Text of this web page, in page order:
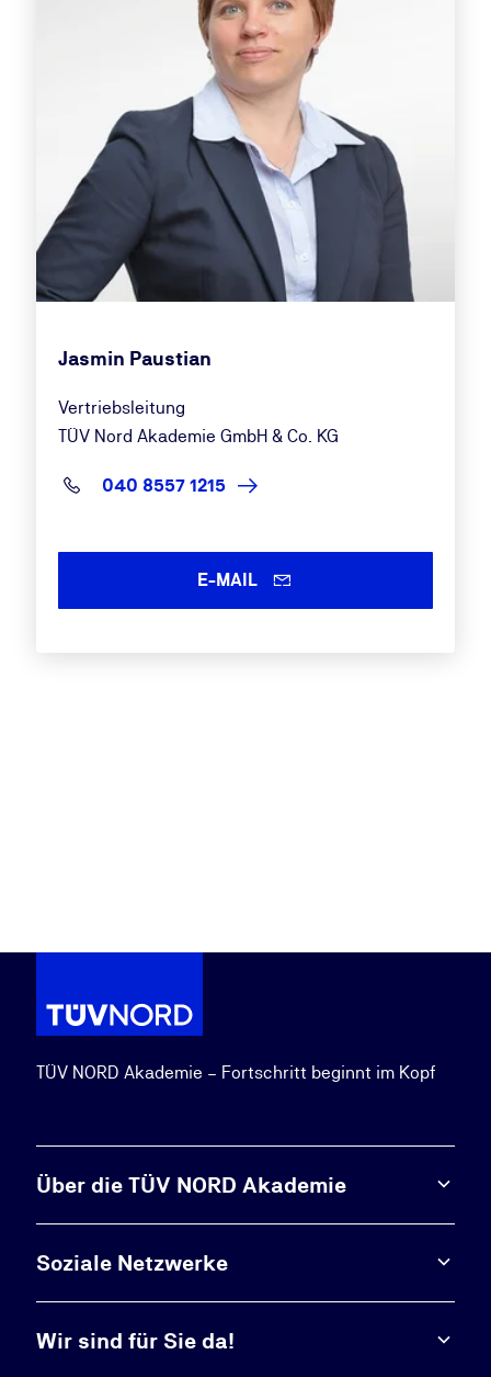
Jasmin Paustian
Vertriebsleitung
TÜV Nord Akademie GmbH & Co. KG
040 8557 1215
E-MAIL
TÜV NORD Akademie – Fortschritt beginnt im Kopf
Über die TÜV NORD Akademie
Soziale Netzwerke
Wir sind für Sie da!